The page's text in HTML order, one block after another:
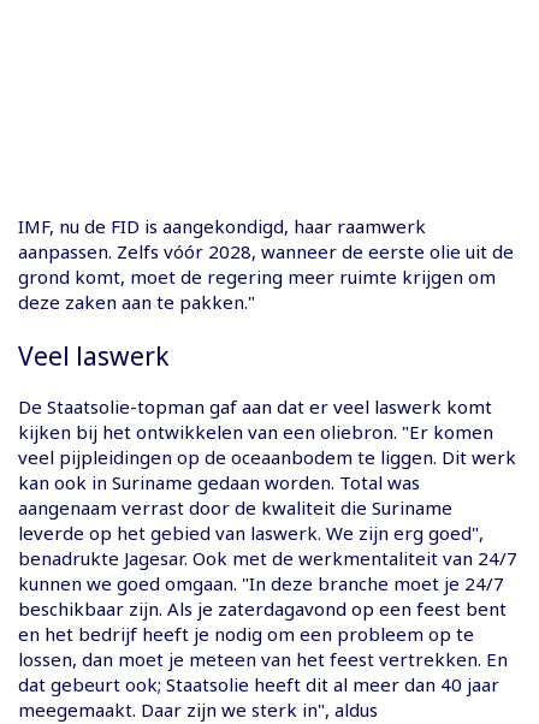
IMF, nu de FID is aangekondigd, haar raamwerk
aanpassen. Zelfs vóór 2028, wanneer de eerste olie uit de
grond komt, moet de regering meer ruimte krijgen om
deze zaken aan te pakken."
Veel laswerk
De Staatsolie-topman gaf aan dat er veel laswerk komt
kijken bij het ontwikkelen van een oliebron. "Er komen
veel pijpleidingen op de oceaanbodem te liggen. Dit werk
kan ook in Suriname gedaan worden. Total was
aangenaam verrast door de kwaliteit die Suriname
leverde op het gebied van laswerk. We zijn erg goed",
benadrukte Jagesar. Ook met de werkmentaliteit van 24/7
kunnen we goed omgaan. "In deze branche moet je 24/7
beschikbaar zijn. Als je zaterdagavond op een feest bent
en het bedrijf heeft je nodig om een probleem op te
lossen, dan moet je meteen van het feest vertrekken. En
dat gebeurt ook; Staatsolie heeft dit al meer dan 40 jaar
meegemaakt. Daar zijn we sterk in", aldus